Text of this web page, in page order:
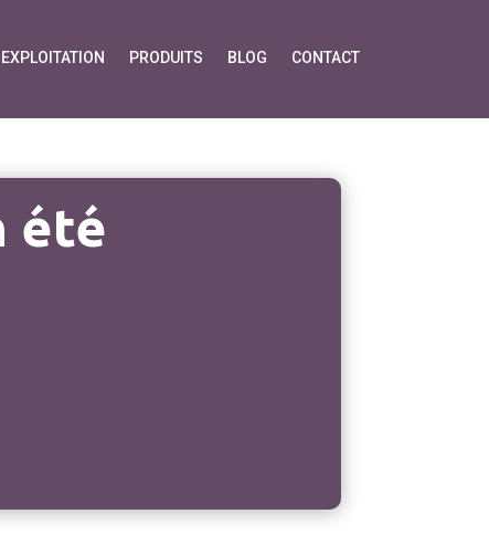
EXPLOITATION PRODUITS BLOG CONTACT
été